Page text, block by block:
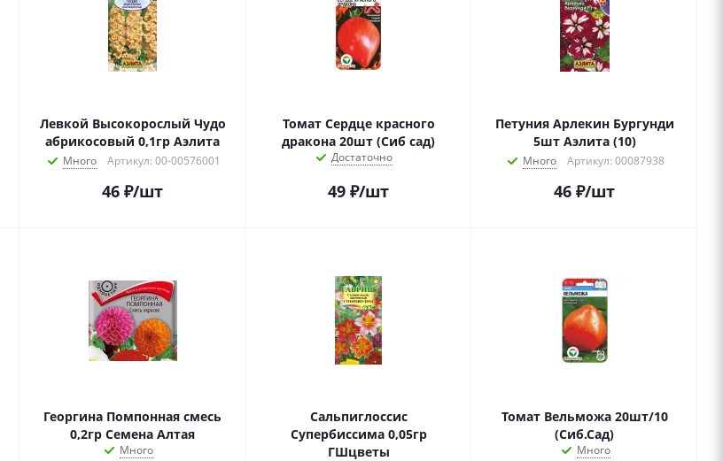
Левкой Высокорослый Чудо
абрикосовый 0,1гр Аэлита
Много Артикул: 00-00576001
46 ₽/шт
Томат Сердце красного
дракона 20шт (Сиб сад)
Достаточно
49 ₽/шт
Петуния Арлекин Бургунди
5шт Аэлита (10)
Много Артикул: 00087938
46 ₽/шт
Георгина Помпонная смесь
0,2гр Семена Алтая
Много
Сальпиглоссис
Супербиссима 0,05гр
ГШцветы
Томат Вельможа 20шт/10
(Сиб.Сад)
Много